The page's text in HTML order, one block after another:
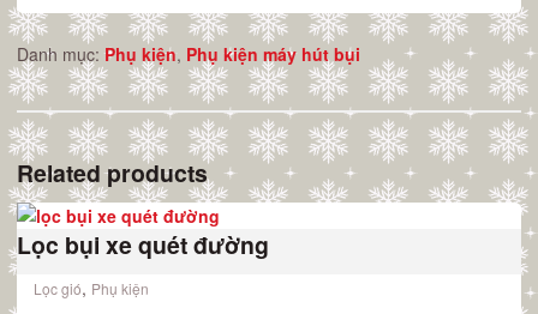
Danh mục: Phụ kiện, Phụ kiện máy hút bụi
Related products
Lọc bụi xe quét đường
Lọc gió, Phụ kiện